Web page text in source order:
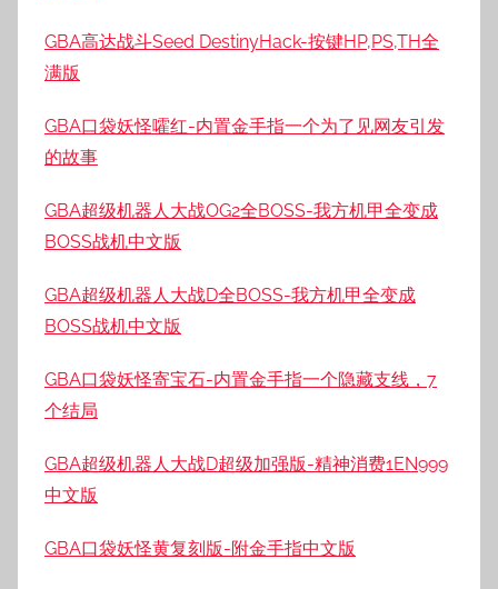
GBA高达战斗Seed DestinyHack-按键HP,PS,TH全
满版
GBA口袋妖怪嚯红-内置金手指一个为了见网友引发
的故事
GBA超级机器人大战OG2全BOSS-我方机甲全变成
BOSS战机中文版
GBA超级机器人大战D全BOSS-我方机甲全变成
BOSS战机中文版
GBA口袋妖怪寄宝石-内置金手指一个隐藏支线，7
个结局
GBA超级机器人大战D超级加强版-精神消费1EN999
中文版
GBA口袋妖怪黄复刻版-附金手指中文版